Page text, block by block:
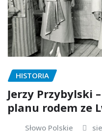
HISTORIA
Jerzy Przybylski
planu rodem ze
Słowo Polskie